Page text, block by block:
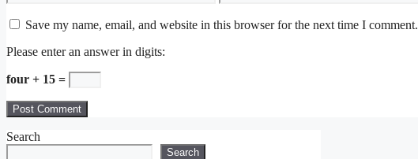
Save my name, email, and website in this browser for the next time I comment.
Please enter an answer in digits:
four + 15 =
Search
Search